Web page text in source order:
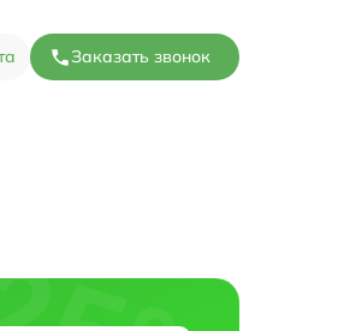
Заказать звонок